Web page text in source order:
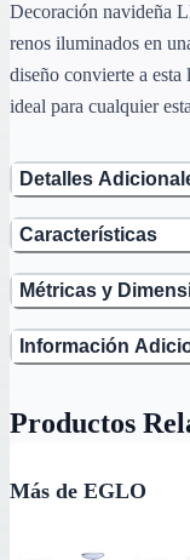
Decoración navideña
renos iluminados en
diseño convierte a
ideal para cualquier
Detalles
Características
Métricas y
Información
Productos
Más de EGLO